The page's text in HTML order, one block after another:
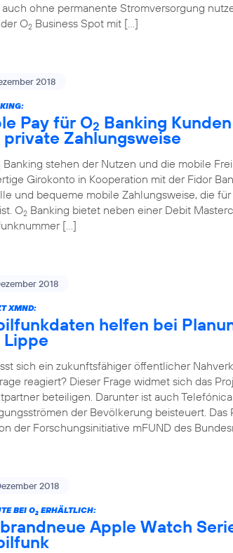
ohne permanente Stromversorgung
O2 Business Spot mit […]
2018
Pay für O2 Banking
private Zahlungsweise
Banking stehen der Nutzen und die mobile
Girokonto in Kooperation mit der Fidor
und bequeme mobile Zahlungsweise, die
O2 Banking bietet neben einer Debit
[…]
2018
XMND:
helfen bei
Lippe
sich ein zukunftsfähiger öffentlicher
reagiert? Dieser Frage widmet sich das
beteiligen. Darunter ist auch Telefónica
der Bevölkerung beisteuert. Das
der Forschungsinitiative mFUND des
2018
BEI O2 ERHÄLTLICH:
Apple Watch